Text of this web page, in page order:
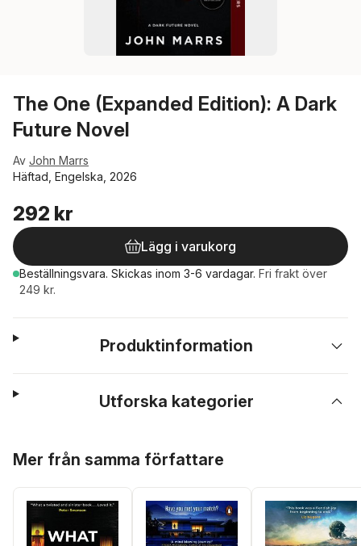
The One (Expanded Edition): A Dark
Future Novel
Av John Marrs
Häftad, Engelska, 2026
292 kr
Lägg i varukorg
Beställningsvara. Skickas inom 3-6 vardagar. Fri frakt över
249 kr.
Produktinformation
Utforska kategorier
Mer från samma författare